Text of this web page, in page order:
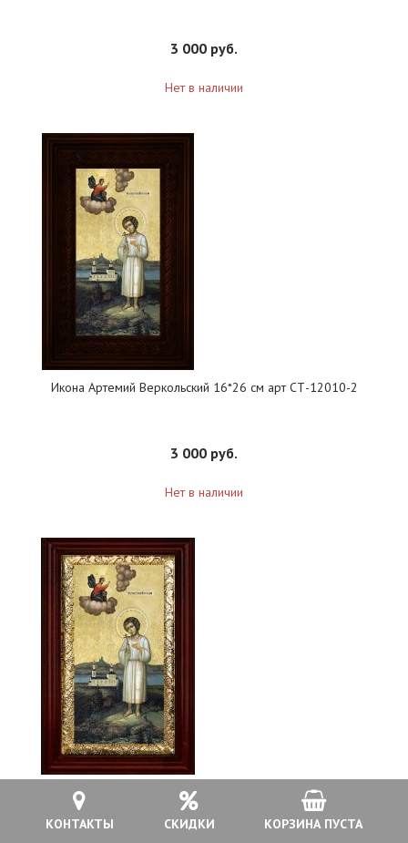
КОНТАКТЫ СКИДКИ КОРЗИНА ПУСТА
3 000 руб.
Нет в наличии
Икона Артемий Веркольский 16*26 см арт СТ-12010-2
3 000 руб.
Нет в наличии
Икона Артемий Веркольский 21*36 см арт СТ-12010-3